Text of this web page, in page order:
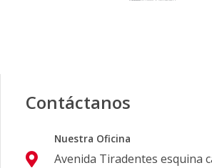
Contáctanos
Nuestra Oficina
Avenida Tiradentes esquina